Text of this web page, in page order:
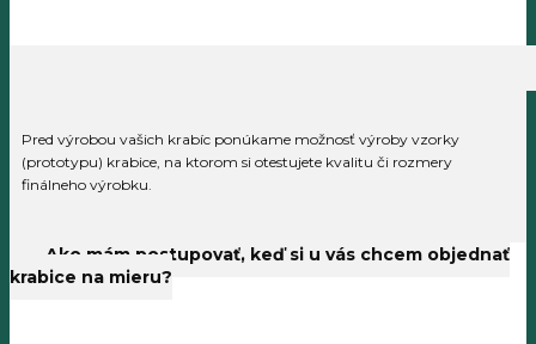
Pred výrobou vašich krabíc ponúkame možnosť výroby vzorky
(prototypu) krabice, na ktorom si otestujete kvalitu či rozmery
finálneho výrobku.
Ako mám postupovať, keď si u vás chcem objednať
krabice na mieru?